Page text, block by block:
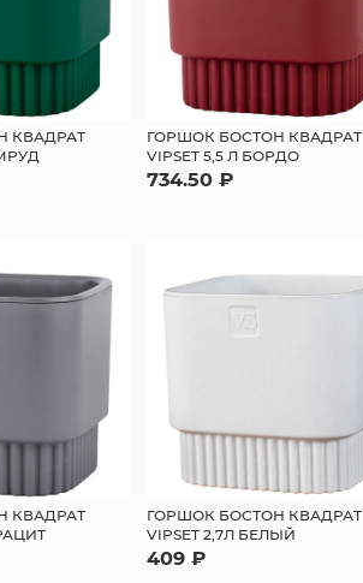
КВАДРАТ
ГОРШОК БОСТОН КВАДРАТ
VIPSET 5,5 Л БОРДО
734.50 ₽
КВАДРАТ
ГОРШОК БОСТОН КВАДРАТ
VIPSET 2,7Л БЕЛЫЙ
409 ₽